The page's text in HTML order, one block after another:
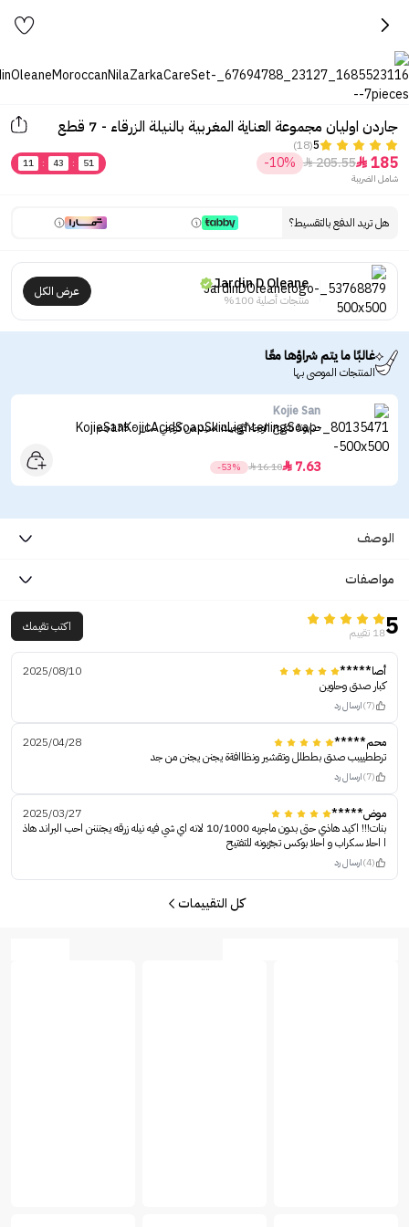
جاردن اوليان مجموعة العناية المغربية بالنيلة الزرقاء - 7 قطع
5
(18)
185

205.55

-10%
11 : 43 :
51
شامل الضريبة
هل تريد الدفع بالتقسيط؟
Jardin D Oleane
منتجات أصلية 100%
عرض الكل
غالبًا ما يتم شراؤها معًا
المنتجات الموصى بها
Kojie San
صابونة تفتيح الوجه كوجيك اسيد من كوجي سان - 135جم
7.63

16.10

-53%
الوصف
مواصفات
518 تقييم اكتب تقيمك
أصا*****
2025/08/10
كبار صدق وحلوين
(7) ارسال رد
محم*****
2025/04/28
ترططييبب صدق بططلل وتقشير ونظاافةة يجنن يجنن من جد
(7) ارسال رد
موض*****
2025/03/27
بنات!!! اكيد هاذي حتى بدون ماجربه 10/1000 لانه اي شي فيه نيله زرقه يجنننن احب البراند هاذ
ا احلا سكراب و احلا بوكس تجرّبونه للتفتيح
(4) ارسال رد
كل التقييمات